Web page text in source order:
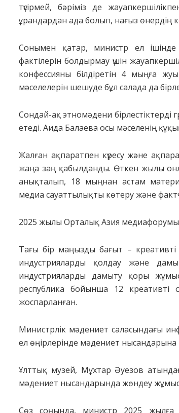
түсірмей, бәріміз де
ұрандардан ада болып, нағыз өнердің
Сонымен қатар, министр ел
фактілерін болдырмау үшін
конфессияны білдіретін 4 мыңға
мәселелерін шешуде бұл салада да
Сондай-ақ этномәдени бірлестіктерді
етеді. Аида Балаева осы мәселенің
Жалған ақпаратпен күресу және
жаңа заң қабылданды. Өткен жылы
анықталып, 18 мыңнан астам
медиа сауаттылықты көтеру және
2025 жылы Орталық Азия медиафорумы
Тағы бір маңызды бағыт –
индустрияларды қолдау және
индустрияларды дамыту қоры
республика бойынша 12
жоспарланған.
Министрлік мәдениет саласындағы
ел өңірлерінде мәдениет
Ұлттық музей, Мұхтар Әуезов
мәдениет нысандарында жөндеу
Сөз соңында, министр 2025 жылға